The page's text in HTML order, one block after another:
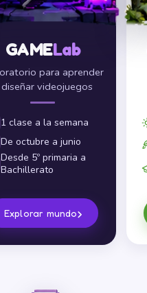
GAMELab
para aprender
videojuegos
1 clase a la semana
De octubre a junio
Desde 5º primaria a
Bachillerato
Explorar mundo›